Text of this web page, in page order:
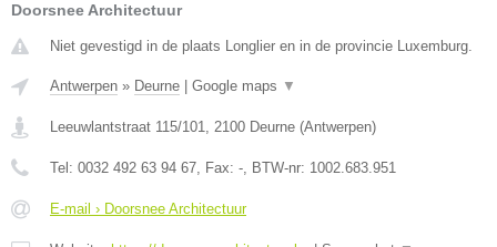
Doorsnee Architectuur
Niet gevestigd in de plaats Longlier en in de provincie Luxemburg.
Antwerpen » Deurne Google maps ▼
Leeuwlantstraat 115/101, 2100 Deurne (Antwerpen)
Tel: 0032 492 63 94 67, Fax: -, BTW-nr: 1002.683.951
E-mail › Doorsnee Architectuur